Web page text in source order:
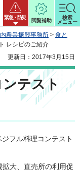
緊急・防災
閲覧補助
検索
メニュー
農業振興事務所 > 食と
レシピのご紹介
更新日：2017年3月15日
テスト
フル料理コンテスト
大、直売所の利用促